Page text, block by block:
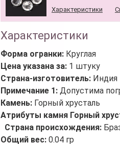
Характеристики
Характеристики
Форма огранки: Круглая
Цена указана за: 1 штуку
Страна-изготовитель: Индия
Примечание 1: Допустима
Камень: Горный хрусталь
Атрибуты камня Горный
Страна происхождения:
Общий вес: 0.04 гр